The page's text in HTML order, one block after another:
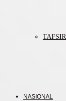
NASIONAL